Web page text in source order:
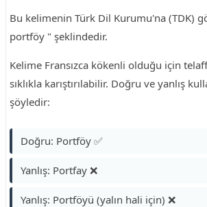
Bu kelimenin Türk Dil Kurumu'na (TDK)
portföy " şeklindedir.
Kelime Fransızca kökenli olduğu için
sıklıkla karıştırılabilir. Doğru ve yanlış
şöyledir:
Doğru: Portföy ✅
Yanlış: Portfay ❌
Yanlış: Portföyü (yalın hali için) ❌